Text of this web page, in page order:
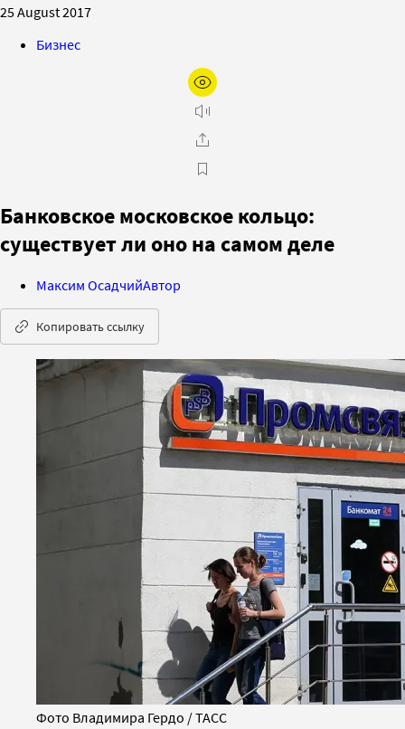
25 August 2017
Бизнес
Банковское московское кольцо:
существует ли оно на самом деле
Максим ОсадчийАвтор
Копировать ссылку
Фото Владимира Гердо / ТАСС